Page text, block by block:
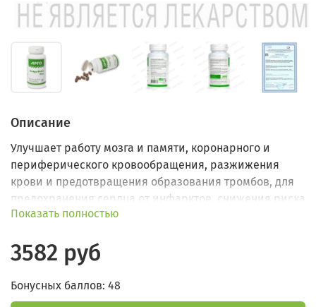
Описание
Улучшает работу мозга и памяти, коронарного и
периферического кровообращения, разжижения
крови и предотвращения образования тромбов, для
предохранения сердца от инфарктов, снижения риска
инсульта.
Показать полностью
3582 руб
Бонусных баллов: 48